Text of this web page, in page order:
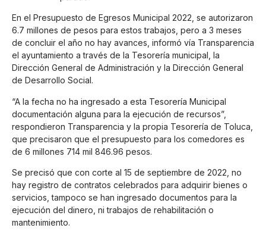
En el Presupuesto de Egresos Municipal 2022, se autorizaron
6.7 millones de pesos para estos trabajos, pero a 3 meses
de concluir el año no hay avances, informó vía Transparencia
el ayuntamiento a través de la Tesorería municipal, la
Dirección General de Administración y la Dirección General
de Desarrollo Social.
“A la fecha no ha ingresado a esta Tesorería Municipal
documentación alguna para la ejecución de recursos”,
respondieron Transparencia y la propia Tesorería de Toluca,
que precisaron que el presupuesto para los comedores es
de 6 millones 714 mil 846.96 pesos.
Se precisó que con corte al 15 de septiembre de 2022, no
hay registro de contratos celebrados para adquirir bienes o
servicios, tampoco se han ingresado documentos para la
ejecución del dinero, ni trabajos de rehabilitación o
mantenimiento.